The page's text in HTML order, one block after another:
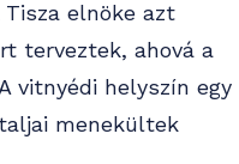
elnöke azt
terveztek, ahová a
vitnyédi helyszín egy
menekültek